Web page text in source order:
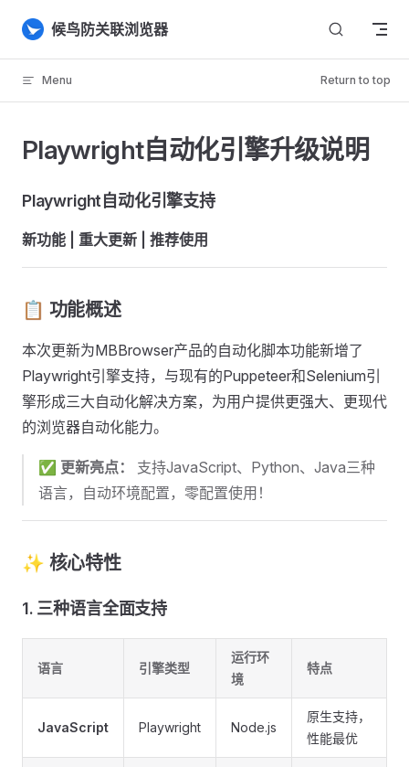
Skip to content
候鸟防关联浏览器
Menu Return to top
Playwright自动化引擎升级说明
Playwright自动化引擎支持
新功能 | 重大更新 | 推荐使用
📋 功能概述
本次更新为MBBrowser产品的自动化脚本功能新增了
Playwright引擎支持，与现有的Puppeteer和Selenium引
擎形成三大自动化解决方案，为用户提供更强大、更现代
的浏览器自动化能力。
✅ 更新亮点：
支持JavaScript、Python、Java三种
语言，自动环境配置，零配置使用！
✨ 核心特性
1. 三种语言全面支持
语言 引擎类型
运行环
境
特点
JavaScript Playwright Node.js
原生支持，
性能最优